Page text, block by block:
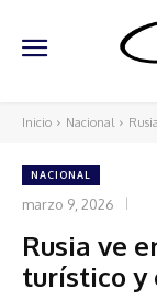
Inicio Nacional
NACIONAL
marzo 9, 2026
Rusia ve
turístico y